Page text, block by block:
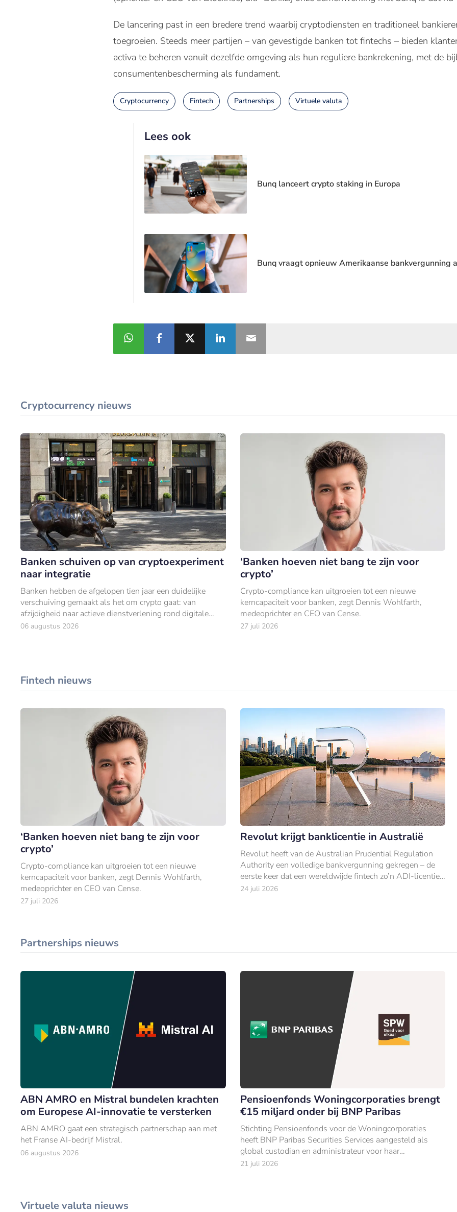
De lancering past in een bredere trend waarbij cryptodiensten en traditioneel
toegroeien. Steeds meer partijen – van gevestigde banken tot fintechs – bieden
activa te beheren vanuit dezelfde omgeving als hun reguliere bankrekening, met de
consumentenbescherming als fundament.
Cryptocurrency Fintech Partnerships Virtuele valuta
Lees ook
Bunq lanceert crypto staking in Europa
Bunq vraagt opnieuw Amerikaanse bankvergunning
Cryptocurrency nieuws
Banken schuiven op van cryptoexperiment
naar integratie
Banken hebben de afgelopen tien jaar een duidelijke
verschuiving gemaakt als het om crypto gaat: van
afzijdigheid naar actieve dienstverlening rond digitale
activa.
06 augustus 2026
‘Banken hoeven niet bang te zijn voor
crypto’
Crypto-compliance kan uitgroeien tot een nieuwe
kerncapaciteit voor banken, zegt Dennis Wohlfarth,
medeoprichter en CEO van Cense.
27 juli 2026
Fintech nieuws
‘Banken hoeven niet bang te zijn voor
crypto’
Crypto-compliance kan uitgroeien tot een nieuwe
kerncapaciteit voor banken, zegt Dennis Wohlfarth,
medeoprichter en CEO van Cense.
27 juli 2026
Revolut krijgt banklicentie in Australië
Revolut heeft van de Australian Prudential Regulation
Authority een volledige bankvergunning gekregen – de
eerste keer dat een wereldwijde fintech zo’n ADI-licentie
bemachtigt.
24 juli 2026
Partnerships nieuws
ABN AMRO en Mistral bundelen krachten
om Europese AI-innovatie te versterken
ABN AMRO gaat een strategisch partnerschap aan met
het Franse AI-bedrijf Mistral.
06 augustus 2026
Pensioenfonds Woningcorporaties brengt
€15 miljard onder bij BNP Paribas
Stichting Pensioenfonds voor de Woningcorporaties
heeft BNP Paribas Securities Services aangesteld als
global custodian en administrateur voor haar
beleggingen van €15 mld (per 31 december 2025).
21 juli 2026
Virtuele valuta nieuws